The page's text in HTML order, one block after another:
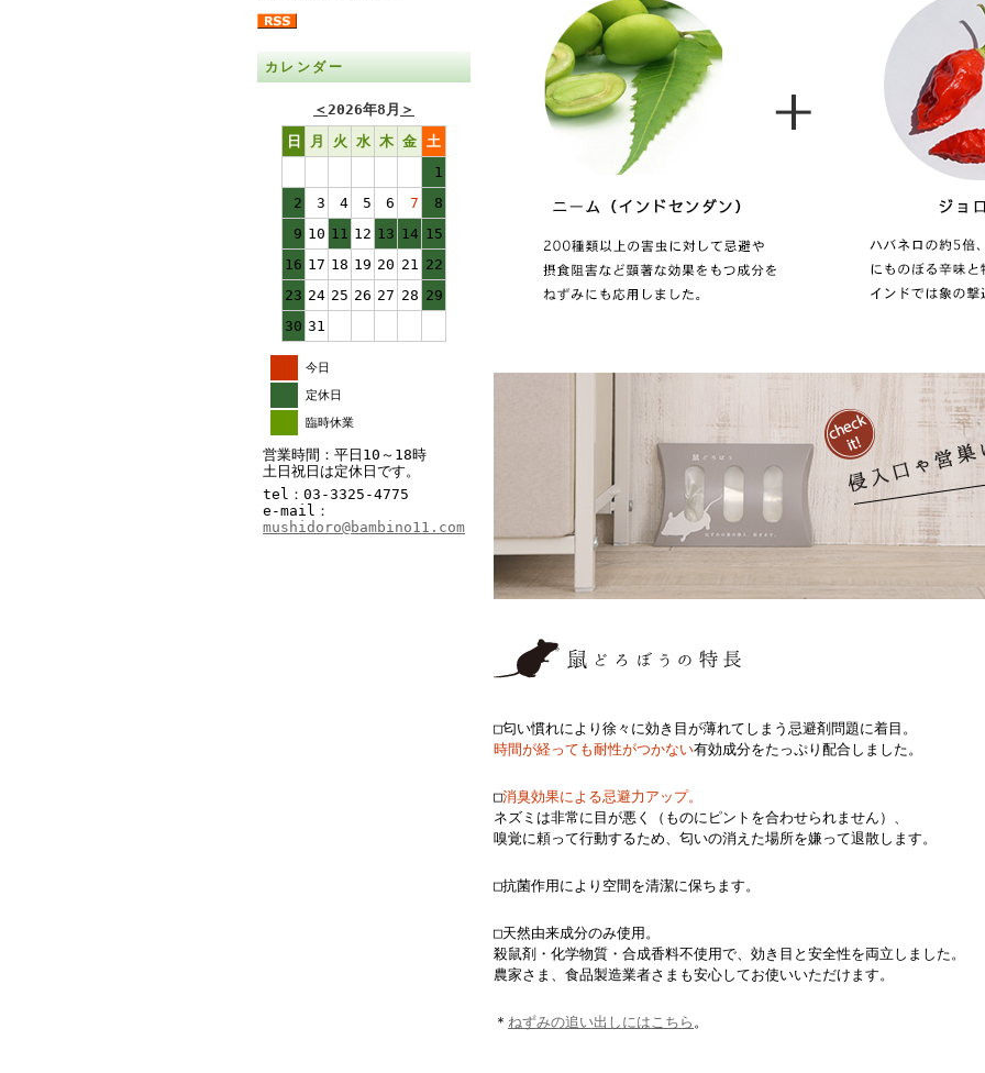
カレンダー
＜2026年8月 ＞
日
月 火 水 木 金 土
1
2
3 4 5 6 7
8
9 10 11 12 13 14 15
16 17 18 19 20 21 22
23 24 25 26 27 28 29
30 31
今日
定休日
臨時休業
営業時間：平日10～18時
土日祝日は定休日です。
tel：03-3325-4775
e-mail：
mushidoro@bambino11.com
□匂い慣れにより徐々に効き目が薄れてしまう忌避剤問題に着目。
時間が経っても耐性がつかない有効成分をたっぷり配合しました。
□消臭効果による忌避力アップ。
ネズミは非常に目が悪く（ものにピントを合わせられません）、
嗅覚に頼って行動するため、匂いの消えた場所を嫌って退散します。
□抗菌作用により空間を清潔に保ちます。
□天然由来成分のみ使用。
殺鼠剤・化学物質・合成香料不使用で、効き目と安全性を両立しました。
農家さま、食品製造業者さまも安心してお使いいただけます。
＊ ねずみの追い出しにはこちら 。